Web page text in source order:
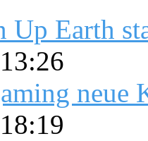
Up Earth
neue